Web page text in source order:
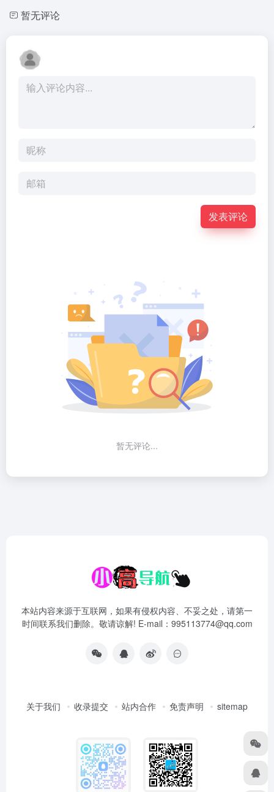
暂无评论
发表评论
暂无评论...
本站内容来源于互联网，如果有侵权内容、不妥之处，请第一
时间联系我们删除。敬请谅解! E-mail：995113774@qq.com
关于我们 收录提交 站内合作 免责声明 sitemap